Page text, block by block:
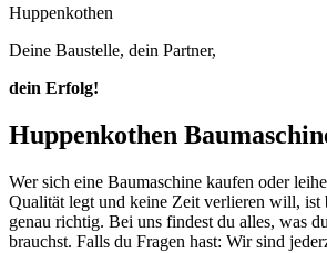
Huppenkothen
Deine Baustelle, dein Partner,
dein Erfolg!
Huppenkothen
Wer sich eine Baumaschine kaufen oder
Qualität legt und keine Zeit verlieren will, ist
genau richtig. Bei uns findest du alles, was
brauchst. Falls du Fragen hast: Wir sind